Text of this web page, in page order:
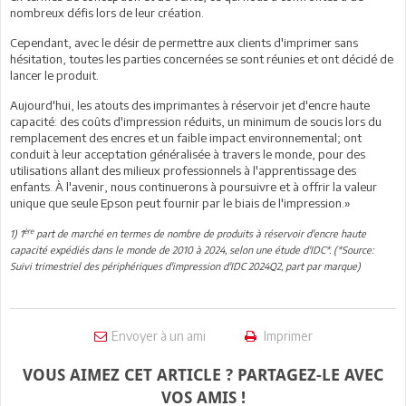
nombreux défis lors de leur création.
Cependant, avec le désir de permettre aux clients d'imprimer sans
hésitation, toutes les parties concernées se sont réunies et ont décidé de
lancer le produit.
Aujourd'hui, les atouts des imprimantes à réservoir jet d'encre haute
capacité: des coûts d'impression réduits, un minimum de soucis lors du
remplacement des encres et un faible impact environnemental; ont
conduit à leur acceptation généralisée à travers le monde, pour des
utilisations allant des milieux professionnels à l'apprentissage des
enfants. À l'avenir, nous continuerons à poursuivre et à offrir la valeur
unique que seule Epson peut fournir par le biais de l'impression.»
1) 1èrepart de marché en termes de nombre de produits à réservoir d'encre haute
capacité expédiés dans le monde de 2010 à 2024, selon une étude d'IDC*. (*Source:
Suivi trimestriel des périphériques d'impression d'IDC 2024Q2, part par marque)
Envoyer à un ami Imprimer
VOUS AIMEZ CET ARTICLE ? PARTAGEZ-LE AVEC
VOS AMIS !